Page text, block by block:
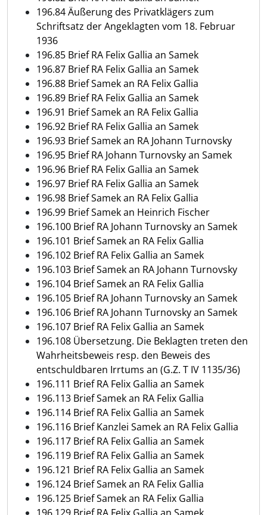
196.84 Äußerung des Privatklägers zum
Schriftsatz der Angeklagten vom 18. Februar
1936
196.85 Brief RA Felix Gallia an Samek
196.87 Brief RA Felix Gallia an Samek
196.88 Brief Samek an RA Felix Gallia
196.89 Brief RA Felix Gallia an Samek
196.91 Brief Samek an RA Felix Gallia
196.92 Brief RA Felix Gallia an Samek
196.93 Brief Samek an RA Johann Turnovsky
196.95 Brief RA Johann Turnovsky an Samek
196.96 Brief RA Felix Gallia an Samek
196.97 Brief RA Felix Gallia an Samek
196.98 Brief Samek an RA Felix Gallia
196.99 Brief Samek an Heinrich Fischer
196.100 Brief RA Johann Turnovsky an Samek
196.101 Brief Samek an RA Felix Gallia
196.102 Brief RA Felix Gallia an Samek
196.103 Brief Samek an RA Johann Turnovsky
196.104 Brief Samek an RA Felix Gallia
196.105 Brief RA Johann Turnovsky an Samek
196.106 Brief RA Johann Turnovsky an Samek
196.107 Brief RA Felix Gallia an Samek
196.108 Übersetzung. Die Beklagten treten den
Wahrheitsbeweis resp. den Beweis des
entschuldbaren Irrtums an (G.Z. T IV 1135/36)
196.111 Brief RA Felix Gallia an Samek
196.113 Brief Samek an RA Felix Gallia
196.114 Brief RA Felix Gallia an Samek
196.116 Brief Kanzlei Samek an RA Felix Gallia
196.117 Brief RA Felix Gallia an Samek
196.119 Brief RA Felix Gallia an Samek
196.121 Brief RA Felix Gallia an Samek
196.124 Brief Samek an RA Felix Gallia
196.125 Brief Samek an RA Felix Gallia